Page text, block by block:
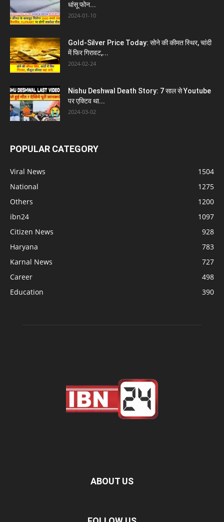
धांसू फोन...
2024-01-10
Gold-Silver Price Today: सोने की कीमत स्थिर, चांदी
में फिर गिरावट,...
2024-02-24
Nishu Deshwal Death Story: 7 साल से Youtube
पर एक्टिव था...
2024-03-02
POPULAR CATEGORY
Viral News
1504
National
1275
Others
1200
ibn24
1097
Citizen News
928
Haryana
783
Karnal News
727
Career
498
Education
390
ABOUT US